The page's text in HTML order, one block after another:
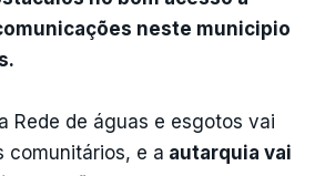
neste municipio
Rede de águas e esgotos vai
comunitários, e a autarquia vai